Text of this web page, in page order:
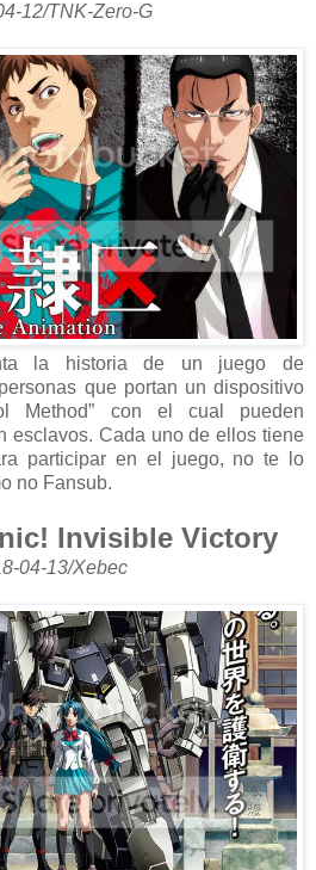
12/TNK-Zero-G
la historia de un juego de
que portan un dispositivo
Method” con el cual pueden
esclavos. Cada uno de ellos tiene
participar en el juego, no te lo
no Fansub.
Invisible Victory
04-13/Xebec